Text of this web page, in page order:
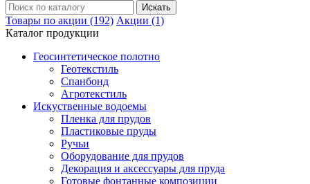
Товары по акции (192) Акции (1)
Каталог продукции
Геосинтетическое полотно
Геотекстиль
Спанбонд
Агротекстиль
Искуственные водоемы
Пленка для прудов
Пластиковые пруды
Ручьи
Оборудование для прудов
Декорация и аксессуары для пруда
Готовые фонтанные композиции